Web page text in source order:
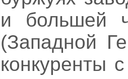
и большей
(Западной
конкуренты